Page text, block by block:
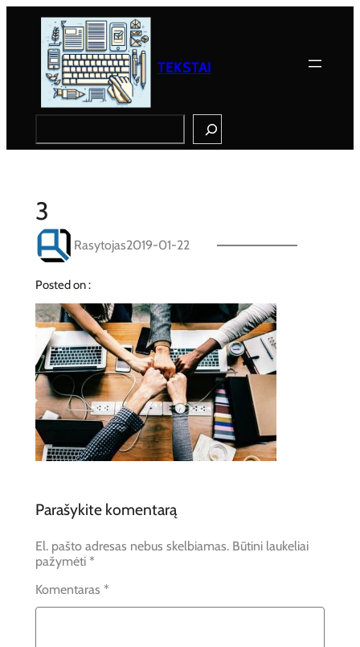
TEKSTAI
3
Rasytojas2019-01-22
Posted on :
Parašykite komentarą
El. pašto adresas nebus skelbiamas. Būtini laukeliai
pažymėti *
Komentaras *